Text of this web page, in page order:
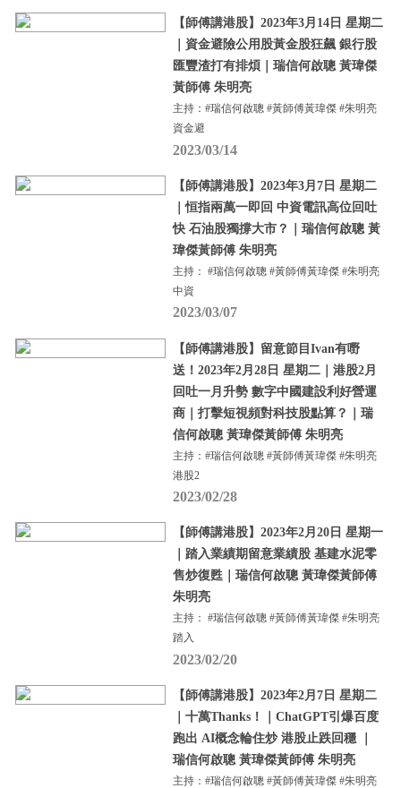
【師傅講港股】2023年3月14日 星期二
｜資金避險公用股黃金股狂飆 銀行股
匯豐渣打有排煩｜瑞信何啟聰 黃瑋傑
黃師傅 朱明亮
主持：#瑞信何啟聰 #黃師傅黃瑋傑 #朱明亮
資金避
2023/03/14
【師傅講港股】2023年3月7日 星期二
｜恒指兩萬一即回 中資電訊高位回吐
快 石油股獨撐大市？｜瑞信何啟聰 黃
瑋傑黃師傅 朱明亮
主持： #瑞信何啟聰 #黃師傅黃瑋傑 #朱明亮
中資
2023/03/07
【師傅講港股】留意節目Ivan有嘢
送！2023年2月28日 星期二｜港股2月
回吐一月升勢 數字中國建設利好營運
商｜打擊短視頻對科技股點算？｜瑞
信何啟聰 黃瑋傑黃師傅 朱明亮
主持：#瑞信何啟聰 #黃師傅黃瑋傑 #朱明亮
港股2
2023/02/28
【師傅講港股】2023年2月20日 星期一
｜踏入業績期留意業績股 基建水泥零
售炒復甦｜瑞信何啟聰 黃瑋傑黃師傅
朱明亮
主持： #瑞信何啟聰 #黃師傅黃瑋傑 #朱明亮
踏入
2023/02/20
【師傅講港股】2023年2月7日 星期二
｜十萬Thanks！｜ChatGPT引爆百度
跑出 AI概念輪住炒 港股止跌回穩 ｜
瑞信何啟聰 黃瑋傑黃師傅 朱明亮
主持：#瑞信何啟聰 #黃師傅黃瑋傑 #朱明亮